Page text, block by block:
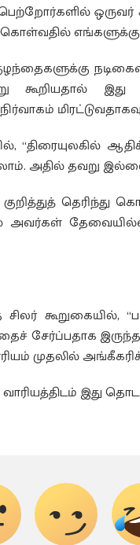
கொள்வதில்
கூறியதால் இது
“திரையுலகில்
அதில் தவறு
தெரிந்து
அவர்கள்
கூறுகையில்,
சேர்ப்பதாக
முதலில்
இது